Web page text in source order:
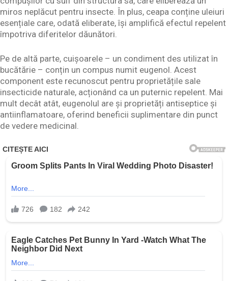
miros neplăcut pentru insecte. În plus, ceapa conține uleiuri
esențiale care, odată eliberate, își amplifică efectul repelent
împotriva diferitelor dăunători.
Pe de altă parte, cuișoarele – un condiment des utilizat în
bucătărie – conțin un compus numit eugenol. Acest
component este recunoscut pentru proprietățile sale
insecticide naturale, acționând ca un puternic repelent. Mai
mult decât atât, eugenolul are și proprietăți antiseptice și
antiinflamatoare, oferind beneficii suplimentare din punct
de vedere medicinal.